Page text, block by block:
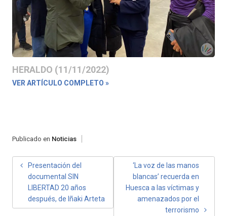
HERALDO (11/11/2022)
VER ARTÍCULO COMPLETO »
Publicado en Noticias
NAVEGACIÓN
ENTRADAS
Presentación del
documental SIN
LIBERTAD 20 años
después, de Iñaki Arteta
‘La voz de las manos
blancas’ recuerda en
Huesca a las víctimas y
amenazados por el
terrorismo